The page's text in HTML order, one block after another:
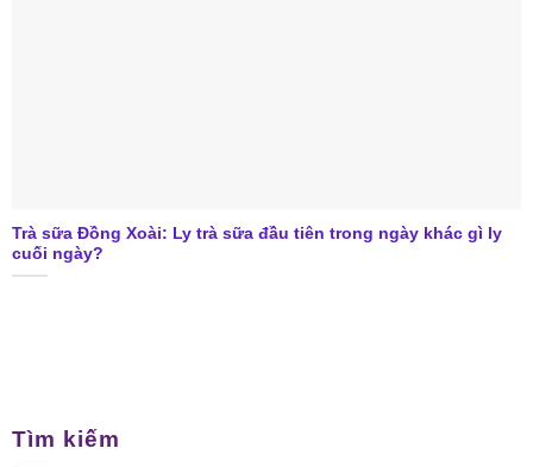
Trà sữa Đồng Xoài: Ly trà sữa đầu tiên trong ngày khác gì ly
cuối ngày?
Tìm kiếm